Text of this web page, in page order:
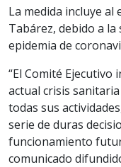
La medida incluye al
Tabárez, debido a
epidemia de
“El Comité Ejecutivo
actual crisis
todas sus
serie de duras
funcionamiento
comunicado